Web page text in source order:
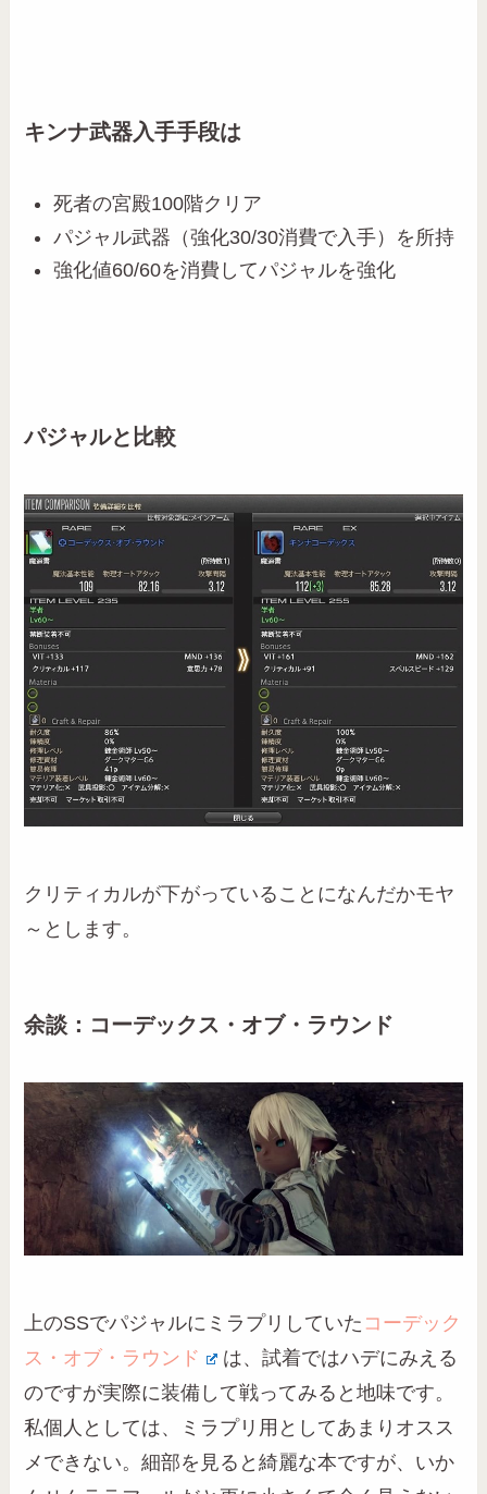
キンナ武器入手手段は
死者の宮殿100階クリア
パジャル武器（強化30/30消費で入手）を所持
強化値60/60を消費してパジャルを強化
パジャルと比較
クリティカルが下がっていることになんだかモヤ
～とします。
余談：コーデックス・オブ・ラウンド
上のSSでパジャルにミラプリしていた コーデック
ス・オブ・ラウンド
は、試着ではハデにみえる
のですが実際に装備して戦ってみると地味です。
私個人としては、ミラプリ用としてあまりオスス
メできない。細部を見ると綺麗な本ですが、いか